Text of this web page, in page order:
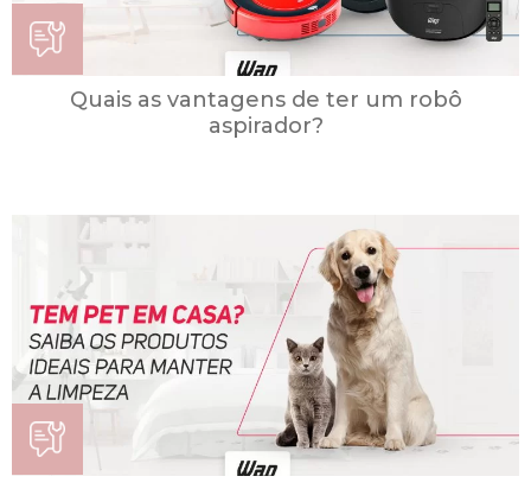
Quais as vantagens de ter um robô
aspirador?